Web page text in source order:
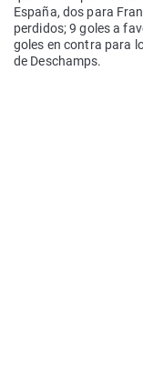
España, dos para
perdidos; 9 goles a
goles en contra para
de Deschamps.